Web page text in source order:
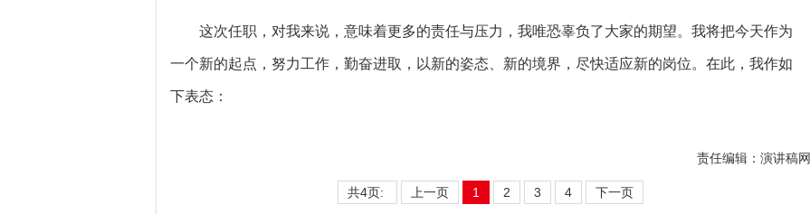
这次任职，对我来说，意味着更多的责任与压力，我唯恐辜负了大家的期望。我将把今天作为
一个新的起点，努力工作，勤奋进取，以新的姿态、新的境界，尽快适应新的岗位。在此，我作如
下表态：
责任编辑：演讲稿网
共4页: 上一页 1 2 3 4 下一页